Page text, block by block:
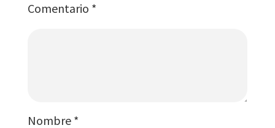
Comentario *
Nombre *